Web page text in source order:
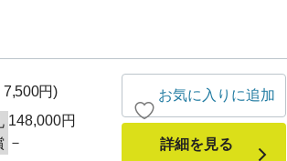
7,500円)
148,000円
－
お気に入りに追加
詳細を見る